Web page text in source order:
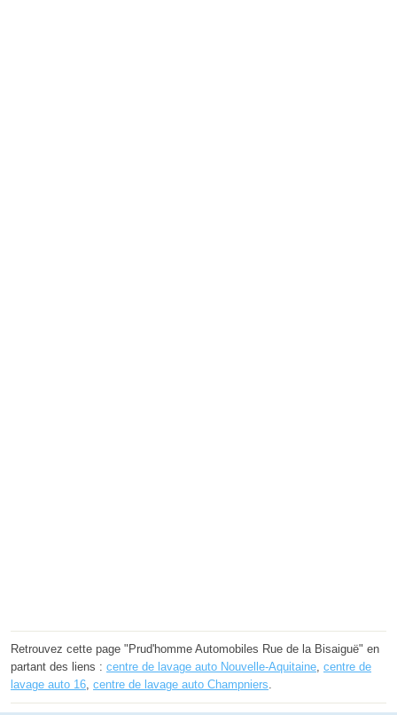
Retrouvez cette page "Prud'homme Automobiles Rue de la Bisaiguë" en
partant des liens : centre de lavage auto Nouvelle-Aquitaine centre de
lavage auto 16 centre de lavage auto Champniers